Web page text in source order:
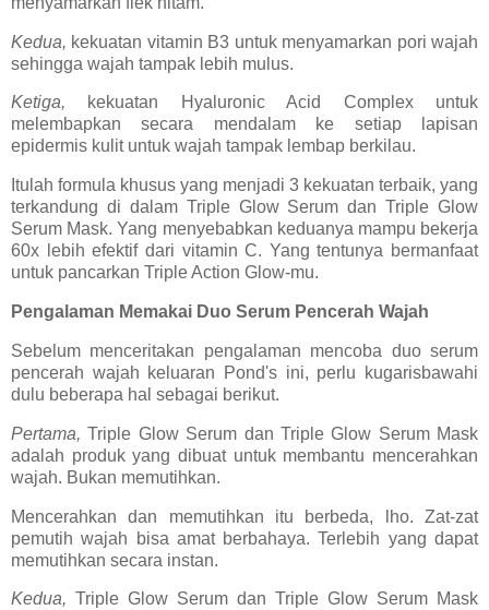
Kedua, kekuatan vitamin B3 untuk menyamarkan pori wajah
sehingga wajah tampak lebih mulus.
Ketiga, kekuatan Hyaluronic Acid Complex untuk
melembapkan secara mendalam ke setiap lapisan
epidermis kulit untuk wajah tampak lembap berkilau.
Itulah formula khusus yang menjadi 3 kekuatan terbaik, yang
terkandung di dalam Triple Glow Serum dan Triple Glow
Serum Mask. Yang menyebabkan keduanya mampu bekerja
60x lebih efektif dari vitamin C. Yang tentunya bermanfaat
untuk pancarkan Triple Action Glow-mu.
Pengalaman Memakai Duo Serum Pencerah Wajah
Sebelum menceritakan pengalaman mencoba duo serum
pencerah wajah keluaran Pond's ini, perlu kugarisbawahi
dulu beberapa hal sebagai berikut.
Pertama, Triple Glow Serum dan Triple Glow Serum Mask
adalah produk yang dibuat untuk membantu mencerahkan
wajah. Bukan memutihkan.
Mencerahkan dan memutihkan itu berbeda, lho. Zat-zat
pemutih wajah bisa amat berbahaya. Terlebih yang dapat
memutihkan secara instan.
Kedua, Triple Glow Serum dan Triple Glow Serum Mask